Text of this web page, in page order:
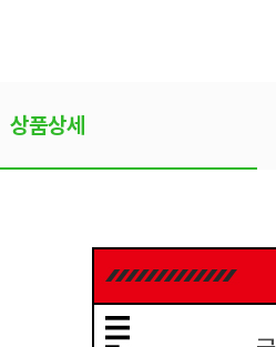
상품상세